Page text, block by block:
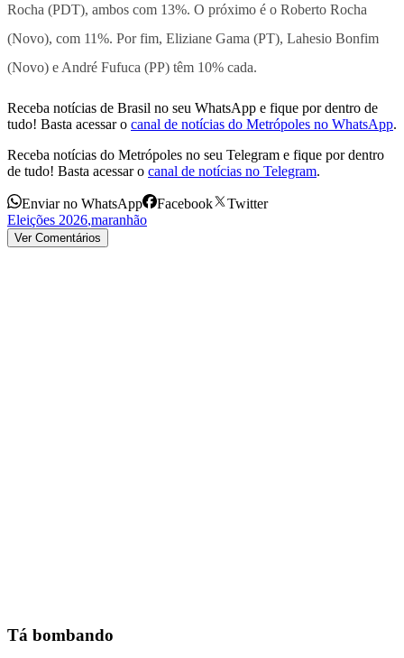
Rocha (PDT), ambos com 13%. O próximo é o Roberto Rocha
(Novo), com 11%. Por fim, Eliziane Gama (PT), Lahesio Bonfim
(Novo) e André Fufuca (PP) têm 10% cada.
Receba notícias de Brasil no seu WhatsApp e fique por dentro de
tudo! Basta acessar o canal de notícias do Metrópoles no WhatsApp.
Receba notícias do Metrópoles no seu Telegram e fique por dentro
de tudo! Basta acessar o canal de notícias no Telegram.
Enviar no WhatsApp Facebook
Twitter
Eleições 2026,maranhão
Ver Comentários
Tá bombando